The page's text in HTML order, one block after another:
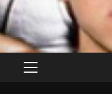
PRIMARY